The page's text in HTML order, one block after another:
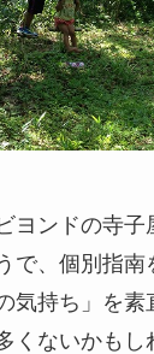
ヨンドの寺子
で、個別指南
気持ち」を素
くないかもし